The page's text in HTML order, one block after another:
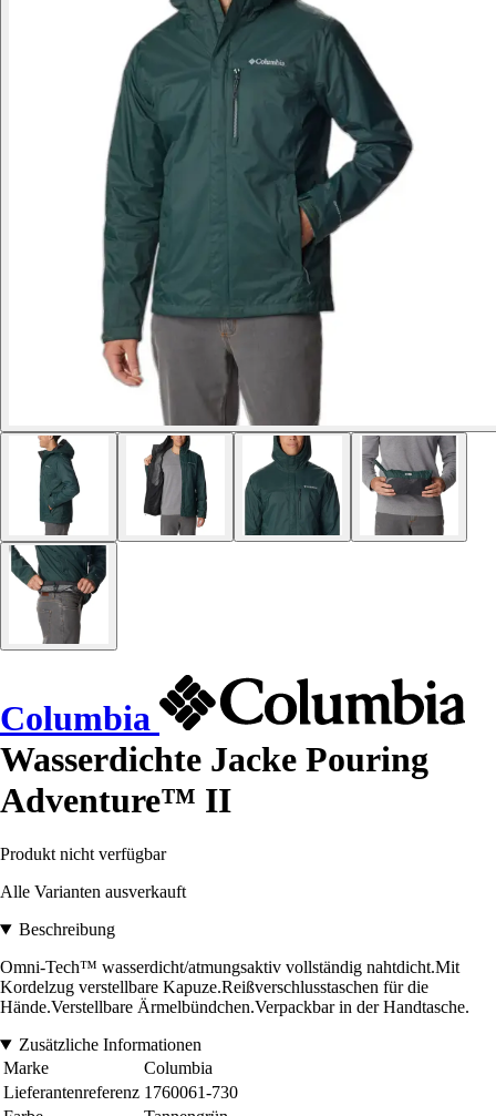
Columbia
Wasserdichte Jacke Pouring
Adventure™ II
Produkt nicht verfügbar
Alle Varianten ausverkauft
Beschreibung
Omni-Tech™ wasserdicht/atmungsaktiv vollständig nahtdicht.Mit
Kordelzug verstellbare Kapuze.Reißverschlusstaschen für die
Hände.Verstellbare Ärmelbündchen.Verpackbar in der Handtasche.
Zusätzliche Informationen
Marke
Columbia
Lieferantenreferenz 1760061-730